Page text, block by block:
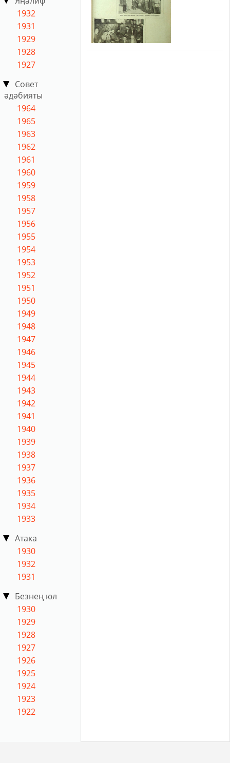
1932
1931
1929
1928
1927
Совет
әдәбияты
1964
1965
1963
1962
1961
1960
1959
1958
1957
1956
1955
1954
1953
1952
1951
1950
1949
1948
1947
1946
1945
1944
1943
1942
1941
1940
1939
1938
1937
1936
1935
1934
1933
Атака
1930
1932
1931
Безнең юл
1930
1929
1928
1927
1926
1925
1924
1923
1922